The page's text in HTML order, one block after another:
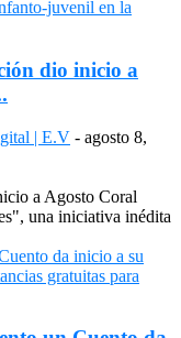
dio inicio a
| E.V - agosto 8,
a Agosto Coral
una iniciativa inédita